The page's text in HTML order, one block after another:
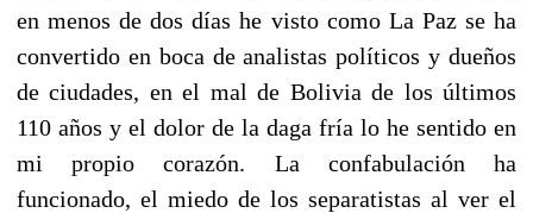
en menos de dos días he visto como La Paz se ha
convertido en boca de analistas políticos y dueños
de ciudades, en el mal de Bolivia de los últimos
110 años y el dolor de la daga fría lo he sentido en
mi propio corazón. La confabulación ha
funcionado, el miedo de los separatistas al ver el